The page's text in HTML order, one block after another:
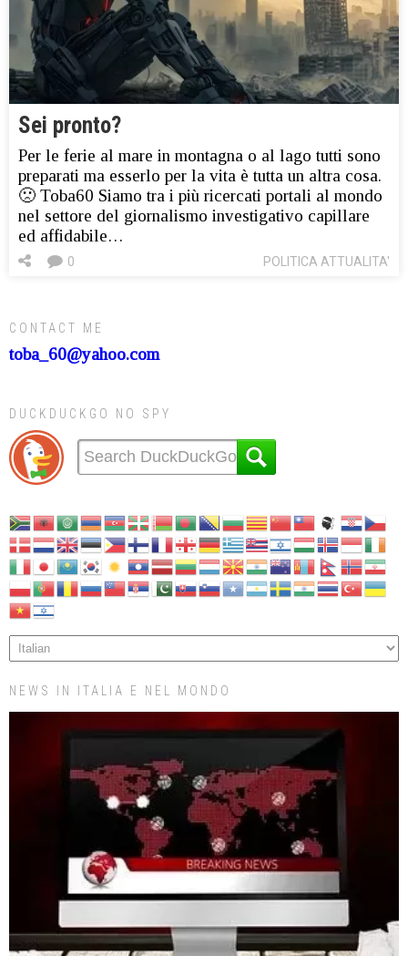
Sei pronto?
Per le ferie al mare in montagna o al lago tutti sono
preparati ma esserlo per la vita è tutta un altra cosa.
🙁 Toba60 Siamo tra i più ricercati portali al mondo
nel settore del giornalismo investigativo capillare
ed affidabile…
POLITICA ATTUALITA'
0
CONTACT ME
toba_60@yahoo.com
DUCKDUCKGO NO SPY
NEWS IN ITALIA E NEL MONDO